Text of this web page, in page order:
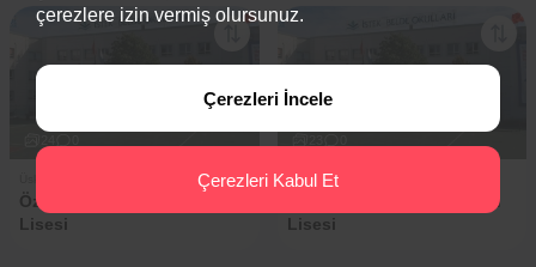
Özel İSTEK Belde Fen
Lisesi
Üsküdar / Kuzguncuk Mah.
Özel İSTEK Belde Anadolu
Lisesi
çerezlere izin vermiş olursunuz.
Çerezleri İncele
Çerezleri Kabul Et